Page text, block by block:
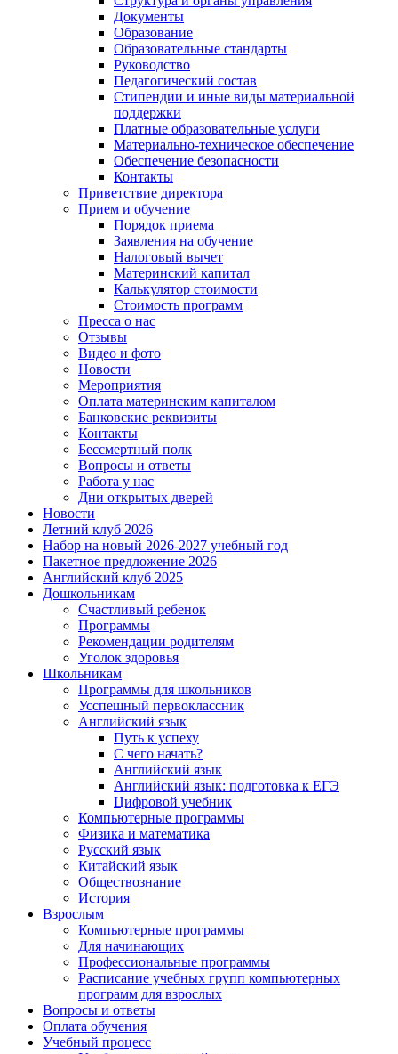
Документы
Образование
Образовательные стандарты
Руководство
Педагогический состав
Стипендии и иные виды материальной
поддержки
Платные образовательные услуги
Материально-техническое обеспечение
Обеспечение безопасности
Контакты
Приветствие директора
Прием и обучение
Порядок приема
Заявления на обучение
Налоговый вычет
Материнский капитал
Калькулятор стоимости
Стоимость программ
Пресса о нас
Отзывы
Видео и фото
Новости
Мероприятия
Оплата материнским капиталом
Банковские реквизиты
Контакты
Бессмертный полк
Вопросы и ответы
Работа у нас
Дни открытых дверей
Новости
Летний клуб 2026
Набор на новый 2026-2027 учебный год
Пакетное предложение 2026
Английский клуб 2025
Дошкольникам
Счастливый ребенок
Программы
Рекомендации родителям
Уголок здоровья
Школьникам
Программы для школьников
Усспешный первоклассник
Английский язык
Путь к успеху
С чего начать?
Английский язык
Английский язык: подготовка к ЕГЭ
Цифровой учебник
Компьютерные программы
Физика и математика
Русский язык
Китайский язык
Обществознание
История
Взрослым
Компьютерные программы
Для начинающих
Профессиональные программы
Расписание учебных групп компьютерных
программ для взрослых
Вопросы и ответы
Оплата обучения
Учебный процесс